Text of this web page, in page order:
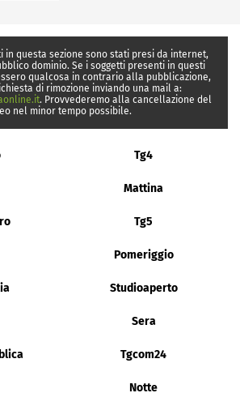
in questa sezione sono stati presi da internet,
dominio. Se i soggetti presenti in questi
qualcosa in contrario alla pubblicazione,
di rimozione inviando una mail a:
. Provvederemo alla cancellazione del
nel minor tempo possibile.
Tg4
Mattina
Tg5
Pomeriggio
Studioaperto
Sera
Tgcom24
Notte